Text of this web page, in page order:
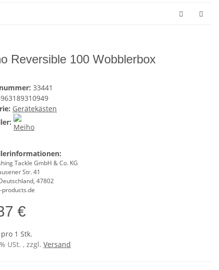
Reversible 100 Wobblerbox
33441
Gerätekästen
Tackle GmbH & Co. KG
Str. 41
47802
products.de
€
1 Stk.
USt. , zzgl. Versand